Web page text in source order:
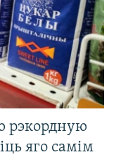
рэкордную
яго самім